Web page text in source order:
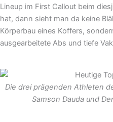
Lineup im First Callout beim
hat, dann sieht man da keine
Körperbau eines Koffers,
ausgearbeitete Abs und tiefe
Die drei prägenden Athleten
Samson Dauda und